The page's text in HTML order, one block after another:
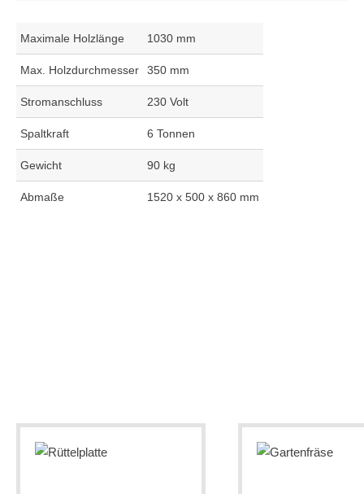
Maximale Holzlänge 1030 mm
Max. Holzdurchmesser 350 mm
Stromanschluss 230 Volt
Spaltkraft 6 Tonnen
Gewicht 90 kg
Abmaße 1520 x 500 x 860 mm